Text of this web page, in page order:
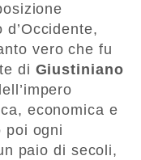
vero che fu
di Giustiniano
economica e
poi ogni
paio di secoli,